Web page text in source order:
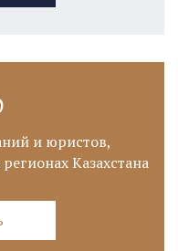
и юристов,
Казахстана